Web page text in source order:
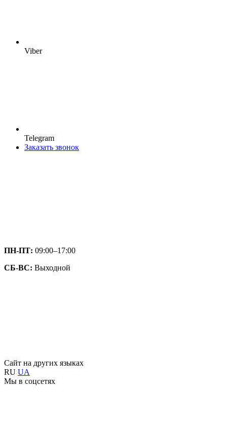
Viber
Telegram
Заказать звонок
ПН-ПТ: 09:00–17:00
СБ-ВС: Выходной
Сайт на других языках
RU UA
Мы в соцсетях